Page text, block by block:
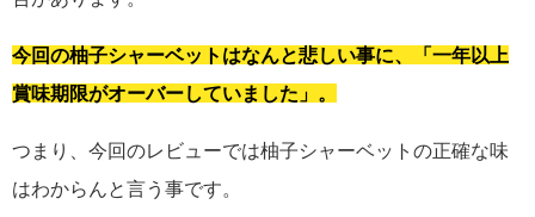
今回の柚子シャーベットはなんと悲しい事に、「一年以上
賞味期限がオーバーしていました」。
つまり、今回のレビューでは柚子シャーベットの正確な味
はわからんと言う事です。